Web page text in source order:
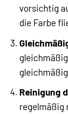
vorsichtig
die Farbe
Reinigung
regelmäßig